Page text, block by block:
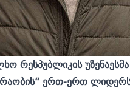
რესპუბლიკის
ერთ-ერთ